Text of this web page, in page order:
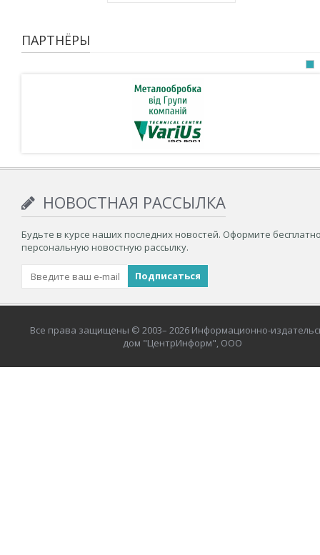
ПАРТНЁРЫ
НОВОСТНАЯ РАССЫЛКА
Будьте в курсе наших последних новостей. Оформите
персональную новостную рассылку.
Все права защищены © 2003– 2026 Информационно-
дом "ЦентрИнформ", ООО